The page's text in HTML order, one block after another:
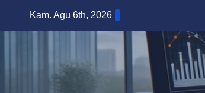
Kam. Agu 6th, 2026